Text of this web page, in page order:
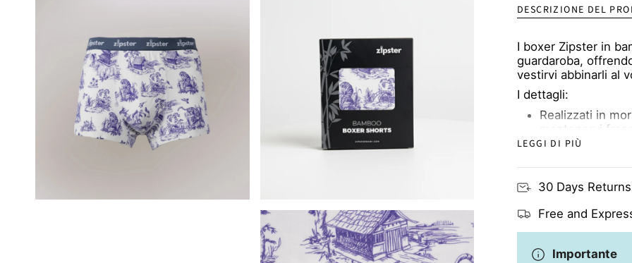
DESCRIZIONE DEL
I boxer Zipster in
guardaroba,
vestirvi abbinarli al
I dettagli:
Realizzati in
mantenervi
Bambù morbido
popolari,
Confezionato in
LEGGI DI PIÙ
30 Days Returns
Free and
Importante